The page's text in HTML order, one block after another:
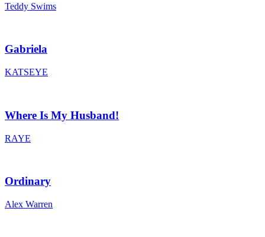
Teddy Swims
Gabriela
KATSEYE
Where Is My Husband!
RAYE
Ordinary
Alex Warren